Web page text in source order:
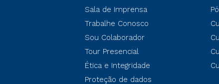
Sala de Imprensa
Trabalhe Conosco
Sou Colaborador
Tour Presencial
Ética e Integridade
Proteção de dados